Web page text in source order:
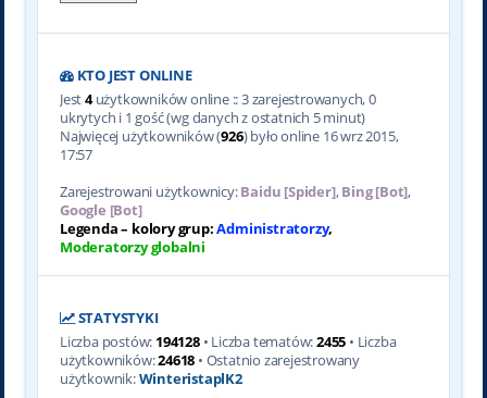
KTO JEST ONLINE
Jest4użytkowników online :: 3 zarejestrowanych, 0
ukrytych i 1 gość (wg danych z ostatnich 5 minut)
Najwięcej użytkowników (926) było online 16 wrz 2015,
17:57
Zarejestrowani użytkownicy:Baidu [Spider],Bing [Bot],
Google [Bot]
Legenda – kolory grup:Administratorzy,
Moderatorzy globalni
STATYSTYKI
Liczba postów: 194128• Liczba tematów:2455 • Liczba
użytkowników:24618 • Ostatnio zarejestrowany
użytkownik:WinteristaplK2